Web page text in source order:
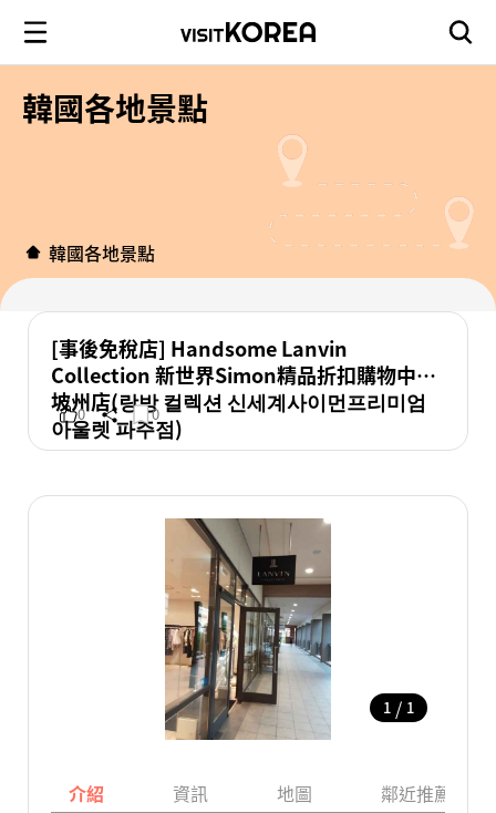
韓國各地景點
韓國各地景點
[事後免稅店] Handsome Lanvin
Collection 新世界Simon精品折扣購物中心
坡州店(랑방 컬렉션 신세계사이먼프리미엄
아울렛 파주점)
0 0
1 / 1
介紹 資訊 地圖 鄰近推薦景點